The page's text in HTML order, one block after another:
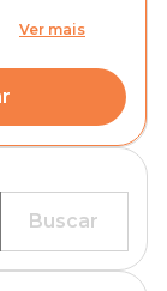
Ver mais
Buscar